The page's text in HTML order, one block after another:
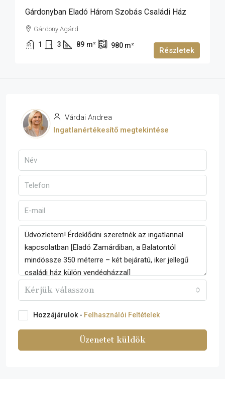
Gárdonyban Eladó Három Szobás Családi Ház
Gárdony Agárd
1 3 89 m² 980 m²
Részletek
Várdai Andrea
Ingatlanértékesítő megtekintése
Kérjük válasszon
Hozzájárulok - Felhasználói Feltételek
Üzenetet küldök